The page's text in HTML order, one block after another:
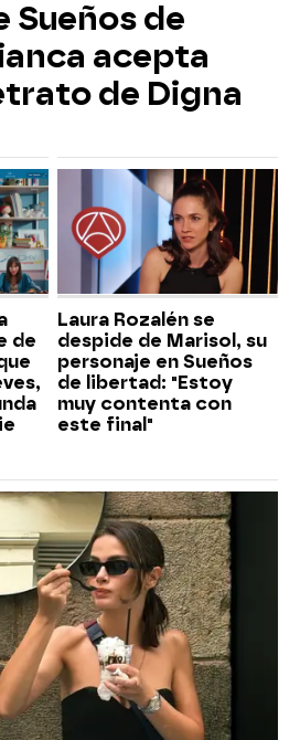
Sueños de
acepta
de Digna
de
Laura Rozalén se
despide de Marisol, su
personaje en Sueños
de libertad: "Estoy
muy contenta con
este final"